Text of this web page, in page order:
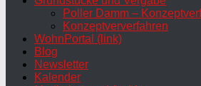
Poller Damm –
Konzeptververfahren
WohnPortal (link)
Blog
Newsletter
Kalender